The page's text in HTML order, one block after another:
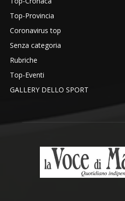
Top-Provincia
Coronavirus top
Senza categoria
Rubriche
Top-Eventi
GALLERY DELLO SPORT